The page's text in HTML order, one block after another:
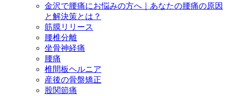
金沢で腰痛にお悩みの方へ｜あなたの腰痛の原因
と解決策とは？
筋膜リリース
腰椎分離
坐骨神経痛
腰痛
椎間板ヘルニア
産後の骨盤矯正
股関節痛